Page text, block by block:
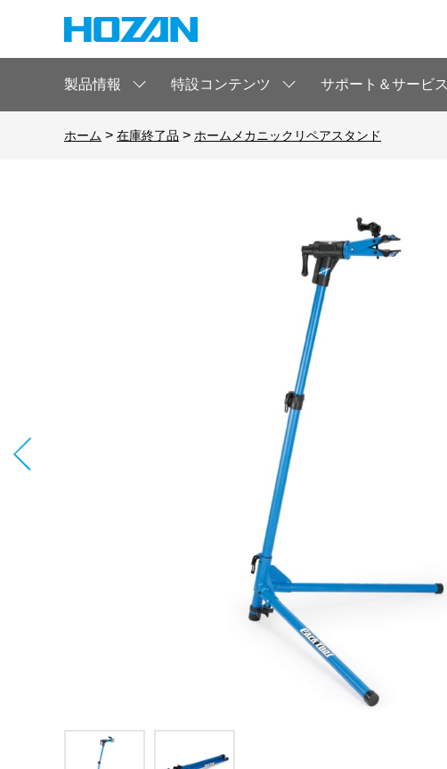
製品情報 特設コンテンツ サポート＆サービス
ホーム > 在庫終了品 > ホームメカニックリペアスタンド